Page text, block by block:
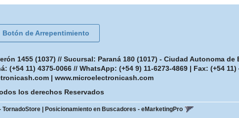
Botón de Arrepentimiento
1455 (1037) // Sucursal: Paraná 180 (1017) - Ciudad Autonoma
(+54 11) 4375-0066 // WhatsApp: (+54 9) 11-6273-4869| Fax: (+54 11)
| www.microelectronicash.com
los derechos Reservados
TornadoStore | Posicionamiento en Buscadores - eMarketingPro